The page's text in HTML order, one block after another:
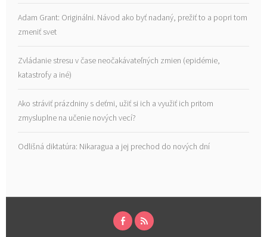
Adam Grant: Originálni. Návod ako byť nadaný, prežiť to a popri tom
zmeniť svet
Zvládanie stresu v čase neočakávateľných zmien (epidémie,
katastrofy a iné)
Ako stráviť prázdniny s deťmi, užiť si ich a využiť ich pritom
zmysluplne na učenie nových vecí?
Odlišná diktatúra: Nikaragua a jej prechod do nových dní